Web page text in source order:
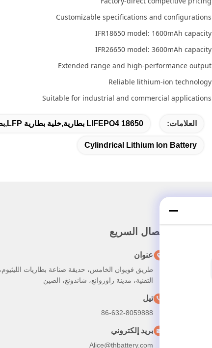
Customizable specifications and configurations
IFR18650 model: 1600mAh capacity
IFR26650 model: 3600mAh capacity
Extended range and high-performance output
Reliable lithium-ion technology
Suitable for industrial and commercial applications
العلامات: 18650 LIFEPO4 بطارية,خلية بطارية LFP,بطارية ليثيوم أيونية أسطوانية
Cylindrical Lithium Ion Battery
الاتصال السريع
عنوان
طريق فويوان الخامس، حديقة صناعة بطاريات
التقنية، مدينة زاوزوانغ، شاندونغ، الصين
تيل
86-632-8059888
بريد إلكتروني
Alice@thbattery.com